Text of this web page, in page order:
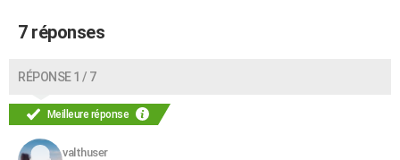
COPAINS D'AVANT
S'inscrire
Se connecter
Lycées
Collèges
Primaires
Universités
Entreprises
Service militaire
Avis de recherche
AVIS DE DÉCÈS
FORUM
Bricolage
Lifestyle
Culture
Sport
Auto
Television
Voyage
Cinema
7 réponses
RÉPONSE 1 / 7
Meilleure réponse
valthuser